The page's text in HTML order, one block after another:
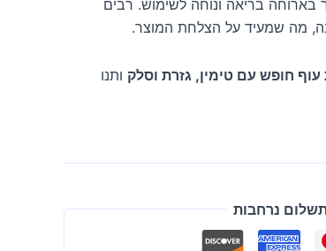
בארוחה בריאה ונוחה לשימוש. רבים
מה שמעיד על הצלחת המוצר.
ותנו
נרחבות